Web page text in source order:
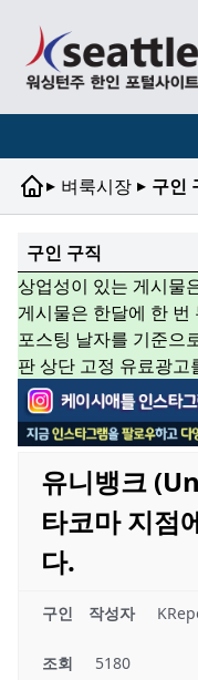
▸ 벼룩시장 ▸ 구인
구인 구직
상업성이 있는 게시물
게시물은 한달에 한 번
포스팅 날자를 기준으
판 상단 고정 유료광고
유니뱅크
타코마 지점
다.
구인 작성자
조회 5180